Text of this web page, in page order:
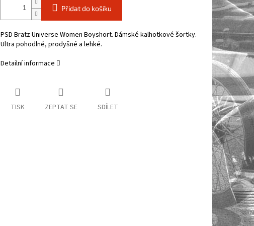
Přidat do košíku
PSD Bratz Universe Women Boyshort. Dámské kalhotkové šortky.
Ultra pohodlné, prodyšné a lehké.
Detailní informace
TISK ZEPTAT SE SDÍLET